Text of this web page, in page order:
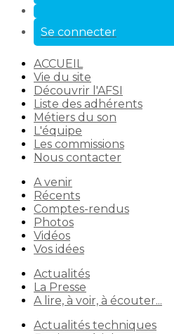
Se connecter
ACCUEIL
Vie du site
Découvrir l'AFSI
Liste des adhérents
Métiers du son
L'équipe
Les commissions
Nous contacter
A venir
Récents
Comptes-rendus
Photos
Vidéos
Vos idées
Actualités
La Presse
A lire, à voir, à écouter...
Actualités techniques